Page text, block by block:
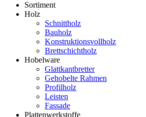
Sortiment
Holz
Schnittholz
Bauholz
Konstruktionsvollholz
Brettschichtholz
Hobelware
Glattkantbretter
Gehobelte Rahmen
Profilholz
Leisten
Fassade
Plattenwerkstoffe